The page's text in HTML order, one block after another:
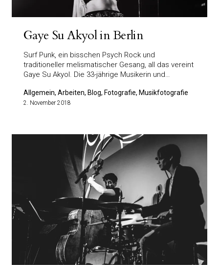
Gaye Su Akyol in Berlin
Surf Punk, ein bisschen Psych Rock und
traditioneller melismatischer Gesang, all das vereint
Gaye Su Akyol. Die 33-jährige Musikerin und…
Allgemein, Arbeiten, Blog, Fotografie, Musikfotografie
2. November 2018